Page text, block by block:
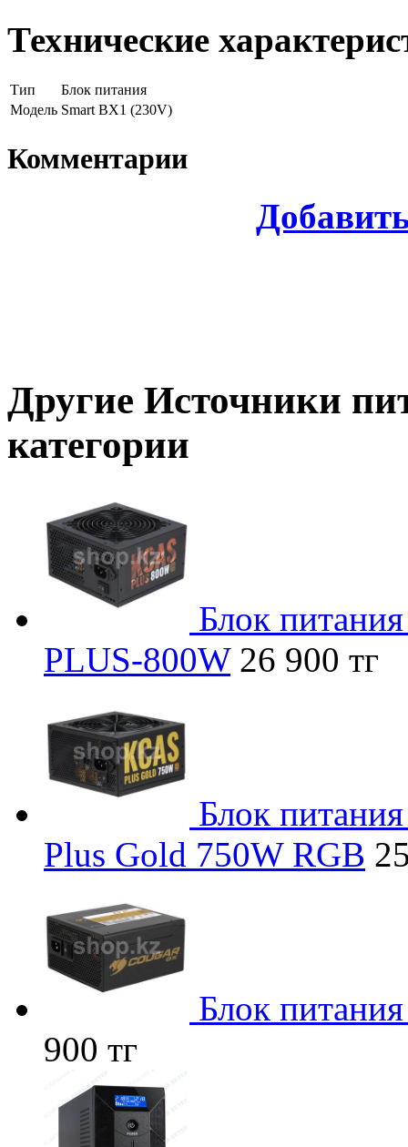
Технические
Тип
Блок питания
Модель Smart BX1 (230V)
Комментарии
Другие Источники
категории
Блок
PLUS-800W 26 900 тг
Блок
Plus Gold 750W RGB
Блок
900 тг